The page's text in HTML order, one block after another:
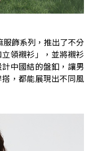
飾系列，推出了不分
領襯衫」，並將襯衫
中國結的盤釦，讓男
，都能展現出不同風